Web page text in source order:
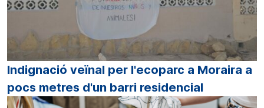
Indignació veïnal per l'ecoparc a Moraira a
pocs metres d'un barri residencial